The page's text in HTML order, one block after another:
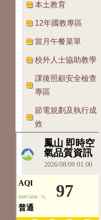
本土教育
12年國教專區
當月午餐菜單
校外人士協助教學
課後照顧安全檢查
專區
節電規劃及執行成
效